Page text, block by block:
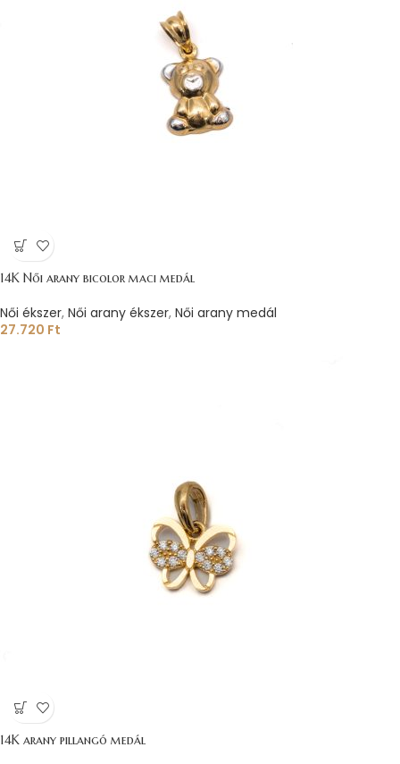
14K Női arany bicolor maci medál
Női ékszer, Női arany ékszer, Női arany medál
27.720 Ft
14K arany pillangó medál